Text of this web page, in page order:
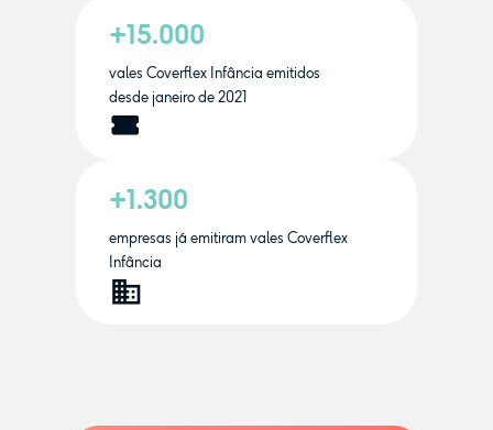
+15.000
vales Coverflex Infância emitidos
desde janeiro de 2021
+1.300
empresas já emitiram vales Coverflex
Infância